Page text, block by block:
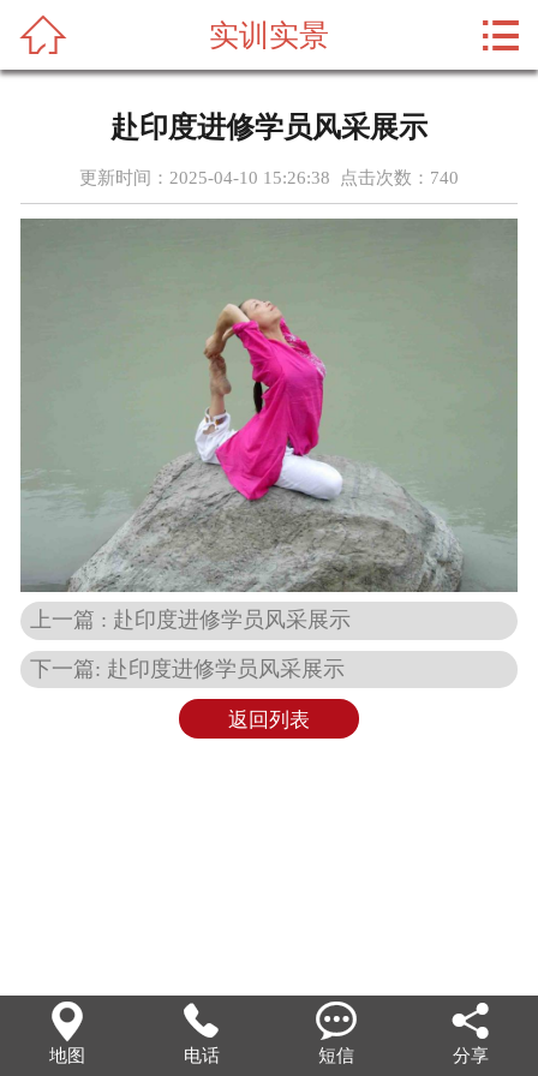
瑜伽资讯
留言反馈
联系我们
 实训实景 
赴印度进修学员风采展示
更新时间：2025-04-10 15:26:38 点击次数： 740
上一篇 : 赴印度进修学员风采展示
下一篇: 赴印度进修学员风采展示
返回列表

地图

电话

短信

分享